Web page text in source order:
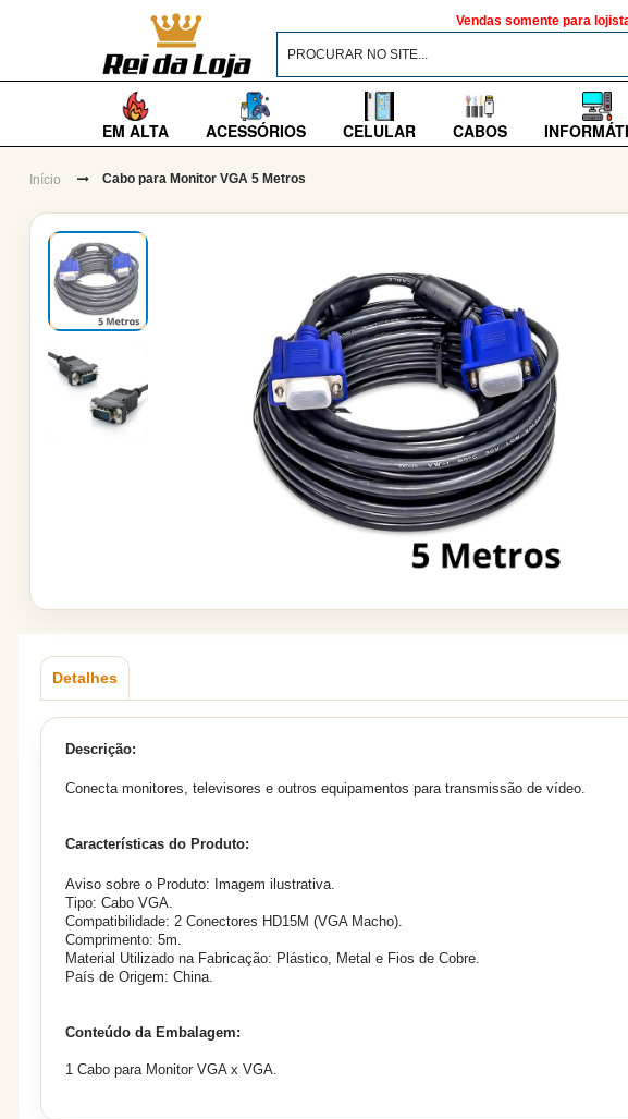
Vendas somente para
EM ALTA ACESSÓRIOS CELULAR CABOS
Início Cabo para Monitor VGA 5 Metros
Detalhes
Descrição:
Conecta monitores, televisores e outros equipamentos para transmissão de vídeo.
Características do Produto:
Aviso sobre o Produto: Imagem ilustrativa.
Tipo: Cabo VGA.
Compatibilidade: 2 Conectores HD15M (VGA Macho).
Comprimento: 5m.
Material Utilizado na Fabricação: Plástico, Metal e Fios de Cobre.
País de Origem: China.
Conteúdo da Embalagem:
1 Cabo para Monitor VGA x VGA.